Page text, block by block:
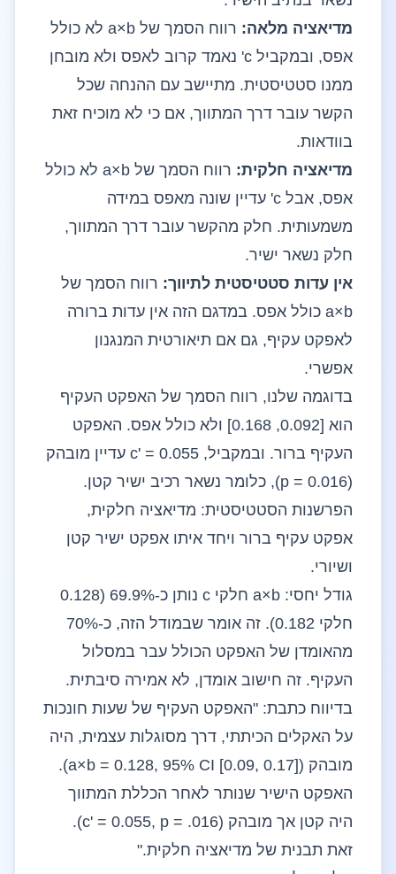
מדיאציה מלאה:
רווח הסמך של a×b לא כולל
אפס, ובמקביל c' נאמד קרוב לאפס ולא מובחן
ממנו סטטיסטית. מתיישב עם ההנחה שכל
הקשר עובר דרך המתווך, אם כי לא מוכיח זאת
בוודאות.
מדיאציה חלקית:
רווח הסמך של a×b לא כולל
אפס, אבל c' עדיין שונה מאפס במידה
משמעותית. חלק מהקשר עובר דרך המתווך,
חלק נשאר ישיר.
אין עדות סטטיסטית לתיווך: רווח הסמך של
a×b כולל אפס. במדגם הזה אין עדות ברורה
לאפקט עקיף, גם אם תיאורטית המנגנון
אפשרי.
בדוגמה שלנו, רווח הסמך של האפקט העקיף
הוא [0.092, 0.168] ולא כולל אפס. האפקט
העקיף ברור. ובמקביל, c' = 0.055 עדיין מובהק
(p = 0.016), כלומר נשאר רכיב ישיר קטן.
הפרשנות הסטטיסטית: מדיאציה חלקית,
אפקט עקיף ברור ויחד איתו אפקט ישיר קטן
ושיורי.
גודל יחסי: a×b חלקי c נותן כ-69.9% (0.128
חלקי 0.182). זה אומר שבמודל הזה, כ-70%
מהאומדן של האפקט הכולל עבר במסלול
העקיף. זה חישוב אומדן, לא אמירה סיבתית.
בדיווח כתבת: "האפקט העקיף של שעות חונכות
על האקלים הכיתתי, דרך מסוגלות עצמית, היה
מובהק (a×b = 0.128, 95% CI [0.09, 0.17]).
האפקט הישיר שנותר לאחר הכללת המתווך
היה קטן אך מובהק (c' = 0.055, p = .016).
זאת תבנית של מדיאציה חלקית."